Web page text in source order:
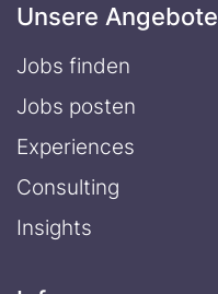
Unsere Angebote
Jobs finden
Jobs posten
Experiences
Consulting
Insights